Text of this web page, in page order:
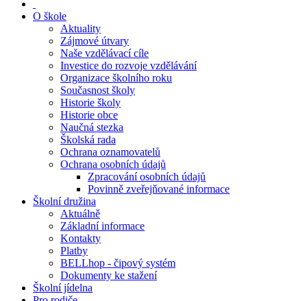
O škole
Aktuality
Zájmové útvary
Naše vzdělávací cíle
Investice do rozvoje vzdělávání
Organizace školního roku
Současnost školy
Historie školy
Historie obce
Naučná stezka
Školská rada
Ochrana oznamovatelů
Ochrana osobních údajů
Zpracování osobních údajů
Povinně zveřejňované informace
Školní družina
Aktuálně
Základní informace
Kontakty
Platby
BELLhop - čipový systém
Dokumenty ke stažení
Školní jídelna